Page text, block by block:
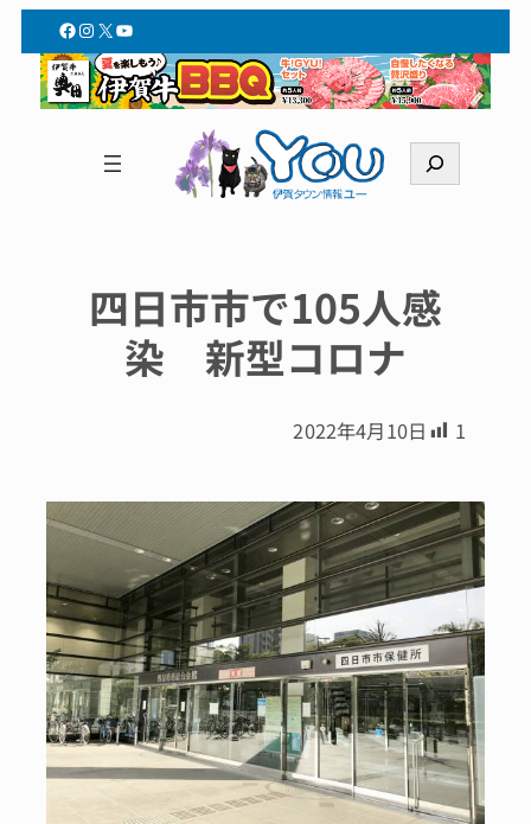
Facebook
Instagram
X YouTube
索
四日市市で105人感
染 新型コロナ
2022年4月10日 1